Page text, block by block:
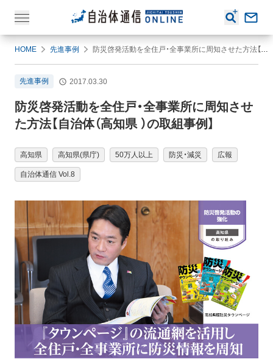
HOME 先進事例 防災啓発活動を全住戸・全事業所に周知させた方法【自治体（高知県 ）の取組事例】
先進事例 2017.03.30
防災啓発活動を全住戸・全事業所に周知させ
た方法【自治体（高知県 ）の取組事例】
高知県 高知県(県庁) 50万人以上 防災・減災 広報
自治体通信 Vol.8